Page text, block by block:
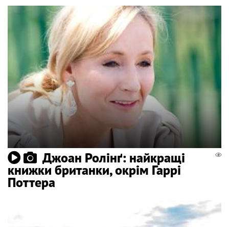
Джоан Ролінґ: найкращі
книжки британки, окрім Гаррі
Поттера